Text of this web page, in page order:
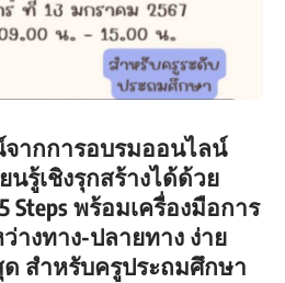
ากการอบรมออนไลน์
นรู้เชิงรุกสร้างได้ด้วย
Steps พร้อมเครื่องมือการ
างทาง-ปลายทาง ง่าย
สำหรับครูประถมศึกษา